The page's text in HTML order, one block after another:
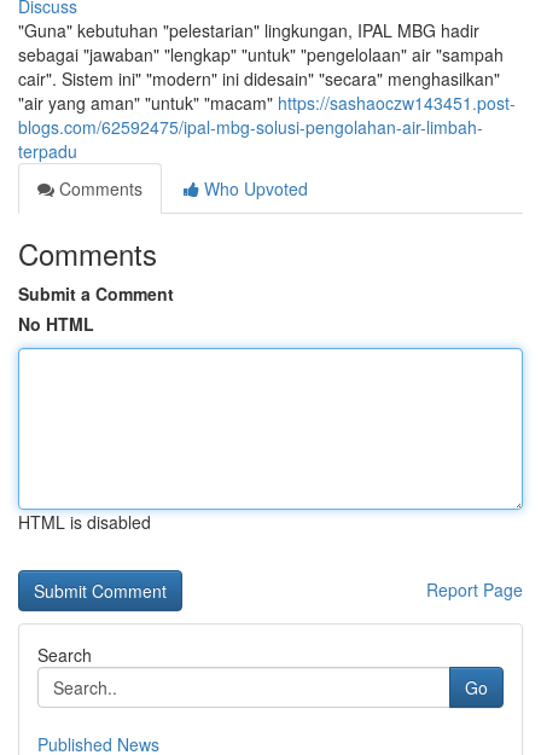
Discuss
"Guna" kebutuhan "pelestarian" lingkungan, IPAL MBG hadir
sebagai "jawaban" "lengkap" "untuk" "pengelolaan" air "sampah
cair". Sistem ini" "modern" ini didesain" "secara" menghasilkan"
"air yang aman" "untuk" "macam" https://sashaoczw143451.post-
blogs.com/62592475/ipal-mbg-solusi-pengolahan-air-limbah-
terpadu
Comments
Who Upvoted
Comments
Submit a Comment
No HTML
HTML is disabled
Report Page
Search
Go
Published News